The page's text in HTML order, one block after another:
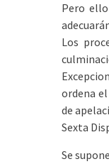
Pero
Los
ordena
de
Sexta
Se